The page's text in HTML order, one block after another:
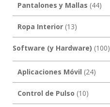
Pantalones y Mallas (44)
Ropa Interior(13)
Software (y Hardware) (100)
Aplicaciones Móvil (24)
Control de Pulso (10)